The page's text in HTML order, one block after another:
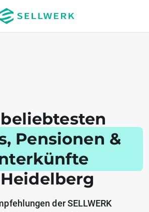
Pensionen &
der SELLWERK